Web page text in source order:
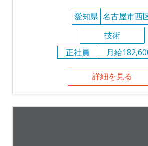
愛知県 名古屋市西
技術
正社員
月給
詳細を見る